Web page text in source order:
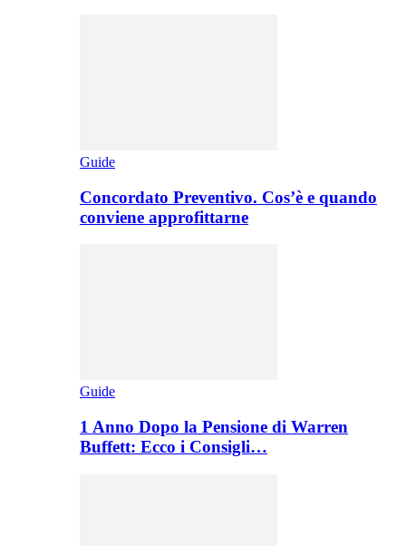
Guide
Concordato Preventivo. Cos’è e quando
conviene approfittarne
Guide
1 Anno Dopo la Pensione di Warren
Buffett: Ecco i Consigli…